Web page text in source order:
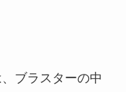
ブラスターの中